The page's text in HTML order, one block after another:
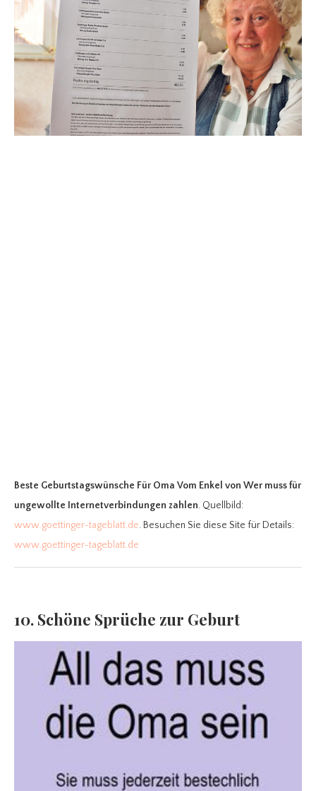
Beste Geburtstagswünsche Für Oma Vom Enkel von Wer muss für
ungewollte Internetverbindungen zahlen. Quellbild:
www.goettinger-tageblatt.de. Besuchen Sie diese Site für Details:
www.goettinger-tageblatt.de
10. Schöne Sprüche zur Geburt